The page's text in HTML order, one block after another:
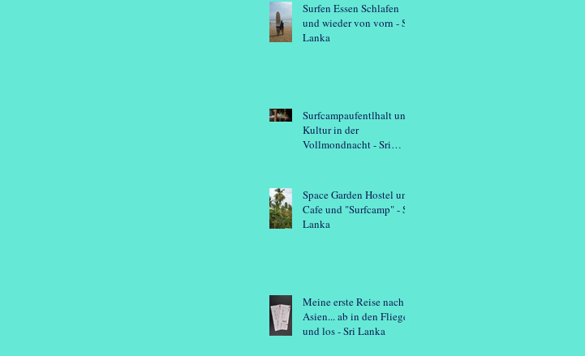
Surfen Essen Schlafen
und wieder von vorn - Sri
Lanka
Surfcampaufentlhalt und
Kultur in der
Vollmondnacht - Sri
Space Garden Hostel und
Cafe und "Surfcamp" - Sri
Lanka
Meine erste Reise nach
Asien... ab in den Flieger
und los - Sri Lanka